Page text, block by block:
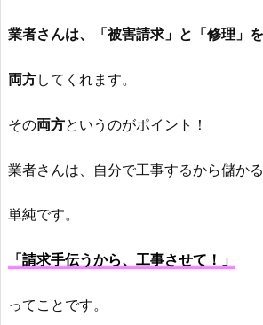
業者さんは、「被害請求」と「修理」を
両方してくれます。
その両方というのがポイント！
業者さんは、自分で工事するから儲かる
単純です。
「請求手伝うから、工事させて！」
ってことです。